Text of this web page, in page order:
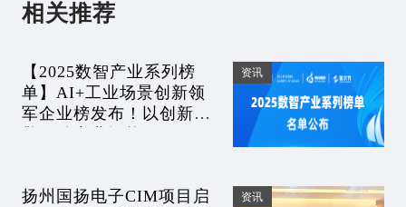
相关推荐
【2025数智产业系列榜
单】AI+工业场景创新领
军企业榜发布！以创新引
资讯
扬州国扬电子CIM项目启
资讯